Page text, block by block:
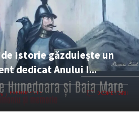
Istorie găzduiește un
dedicat Anului I...
EVENIMENTE 0 COMENTARII